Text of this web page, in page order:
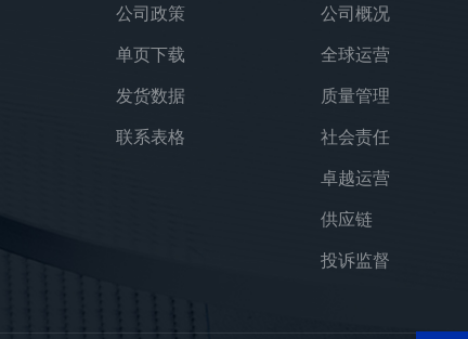
公司政策
单页下载
发货数据
联系表格
公司概况
全球运营
质量管理
社会责任
卓越运营
供应链
投诉监督